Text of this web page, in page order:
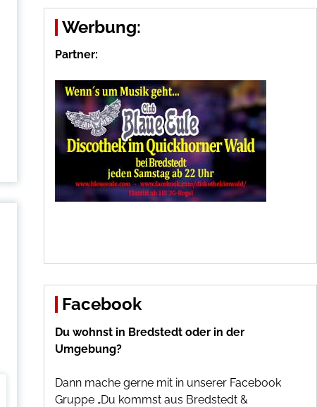
Werbung:
Partner:
Facebook
Du wohnst in Bredstedt oder in der
Umgebung?
Dann mache gerne mit in unserer Facebook
Gruppe „Du kommst aus Bredstedt &